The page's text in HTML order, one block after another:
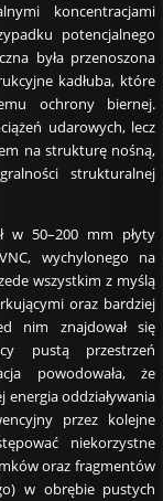
koncentracjami
potencjalnego
była przenoszona
kadłuba, które
ochrony biernej.
udarowych, lecz
na strukturę nośną,
strukturalnej
w 50–200 mm płyty
wychylonego na
wszystkim z myślą
oraz bardziej
nim znajdował się
pustą przestrzeń
powodowała, że
oddziaływania
przez kolejne
niekorzystne
oraz fragmentów
w obrębie pustych